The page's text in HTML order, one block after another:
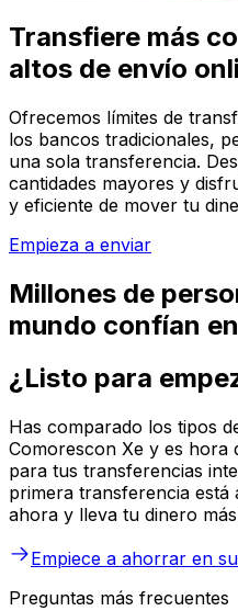
Transfiere más
altos de envío
Ofrecemos límites de
los bancos tradicionales,
una sola transferencia.
cantidades mayores y
y eficiente de mover tu
Empieza a enviar
Millones de
mundo confían
¿Listo para
Has comparado los tipos
Comorescon Xe y es hora
para tus transferencias
primera transferencia
ahora y lleva tu dinero
Empiece a ahorrar en
Preguntas más frecuentes